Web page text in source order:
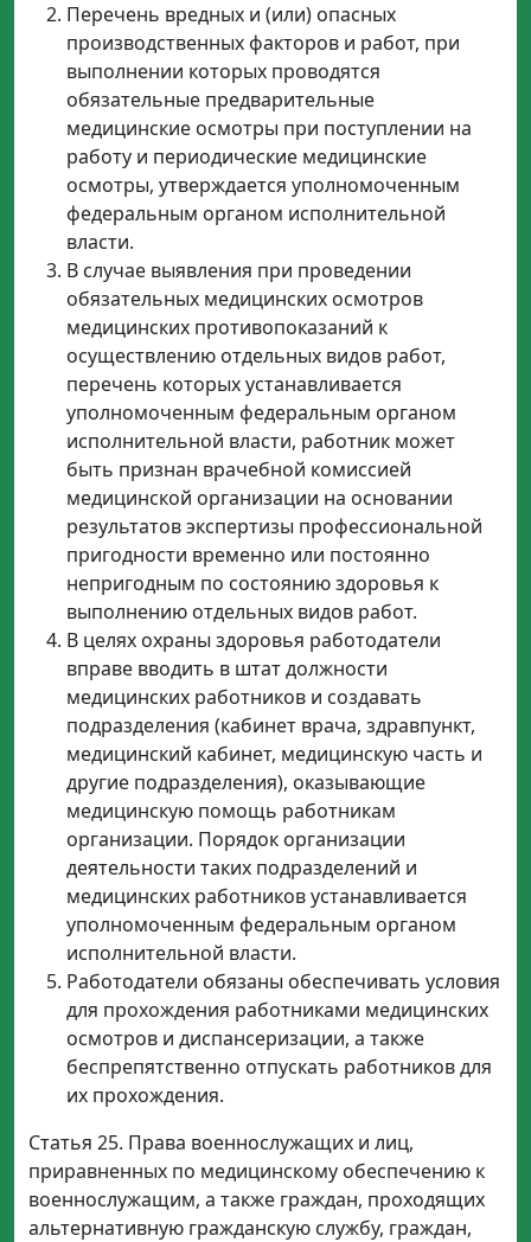
Перечень вредных и (или) опасных
производственных факторов и работ, при
выполнении которых проводятся
обязательные предварительные
медицинские осмотры при поступлении на
работу и периодические медицинские
осмотры, утверждается уполномоченным
федеральным органом исполнительной
власти.
В случае выявления при проведении
обязательных медицинских осмотров
медицинских противопоказаний к
осуществлению отдельных видов работ,
перечень которых устанавливается
уполномоченным федеральным органом
исполнительной власти, работник может
быть признан врачебной комиссией
медицинской организации на основании
результатов экспертизы профессиональной
пригодности временно или постоянно
непригодным по состоянию здоровья к
выполнению отдельных видов работ.
В целях охраны здоровья работодатели
вправе вводить в штат должности
медицинских работников и создавать
подразделения (кабинет врача, здравпункт,
медицинский кабинет, медицинскую часть и
другие подразделения), оказывающие
медицинскую помощь работникам
организации. Порядок организации
деятельности таких подразделений и
медицинских работников устанавливается
уполномоченным федеральным органом
исполнительной власти.
Работодатели обязаны обеспечивать условия
для прохождения работниками медицинских
осмотров и диспансеризации, а также
беспрепятственно отпускать работников для
их прохождения.
Статья 25. Права военнослужащих и лиц,
приравненных по медицинскому обеспечению к
военнослужащим, а также граждан, проходящих
альтернативную гражданскую службу, граждан,